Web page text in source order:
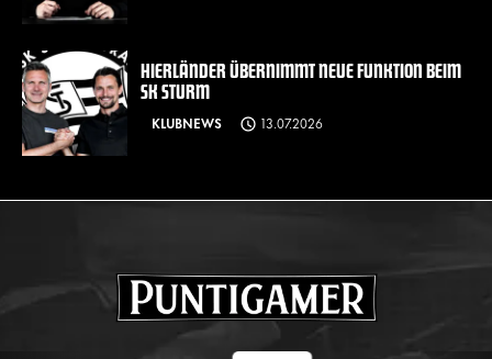
HIERLÄNDER ÜBERNIMMT NEUE FUNKTION BEIM
SK STURM
KLUBNEWS 13.07.2026